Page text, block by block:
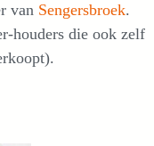
van Sengersbroek.
houders die ook zelf